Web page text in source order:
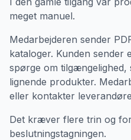
meget manuel.
Medarbejderen sender
kataloger. Kunden sender
spørge om tilgængelighed,
lignende produkter.
eller kontakter
Det kræver flere trin og
beslutningstagningen.